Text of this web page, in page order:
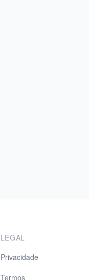
LEGAL
Privacidade
Termos